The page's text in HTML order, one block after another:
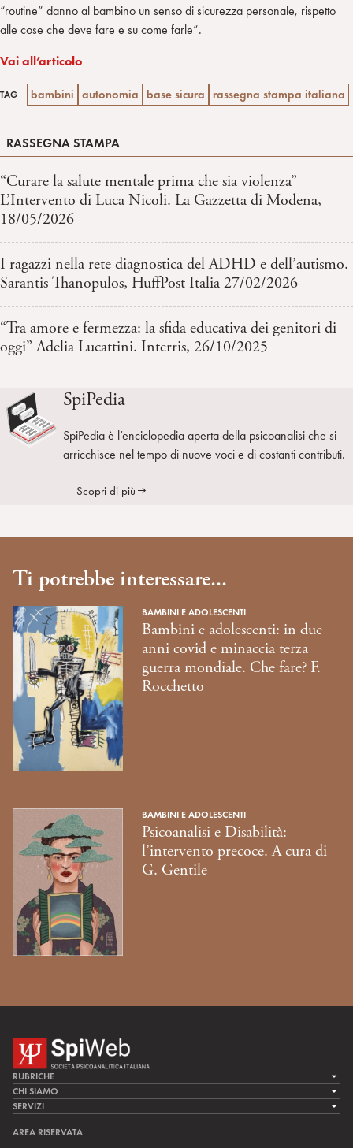
“routine” danno al bambino un senso di sicurezza personale, rispetto
alle cose che deve fare e su come farle”.
Vai all’articolo
TAG bambini autonomia base sicura rassegna stampa italiana
RASSEGNA STAMPA
“Curare la salute mentale prima che sia violenza”
L’Intervento di Luca Nicoli. La Gazzetta di Modena,
18/05/2026
I ragazzi nella rete diagnostica del ADHD e dell’autismo.
Sarantis Thanopulos, HuffPost Italia 27/02/2026
“Tra amore e fermezza: la sfida educativa dei genitori di
oggi” Adelia Lucattini. Interris, 26/10/2025
SpiPedia
SpiPedia è l’enciclopedia aperta della psicoanalisi che si
arricchisce nel tempo di nuove voci e di costanti contributi.
Scopri di più
Ti potrebbe interessare...
BAMBINI E ADOLESCENTI
Bambini e adolescenti: in due
anni covid e minaccia terza
guerra mondiale. Che fare? F.
Rocchetto
BAMBINI E ADOLESCENTI
Psicoanalisi e Disabilità:
l’intervento precoce. A cura di
G. Gentile
RUBRICHE
LA CURA
LA RICERCA
CHI SIAMO
LA SPI
TEAM DI SPIWEB
SERVIZI
AREA RISERVATA